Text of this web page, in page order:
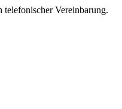
Vereinbarung.